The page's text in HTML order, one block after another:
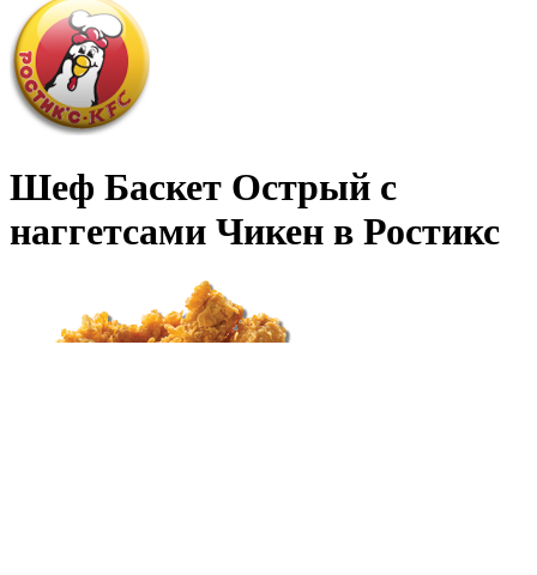
Шеф Баскет Острый с
наггетсами Чикен в Ростикс